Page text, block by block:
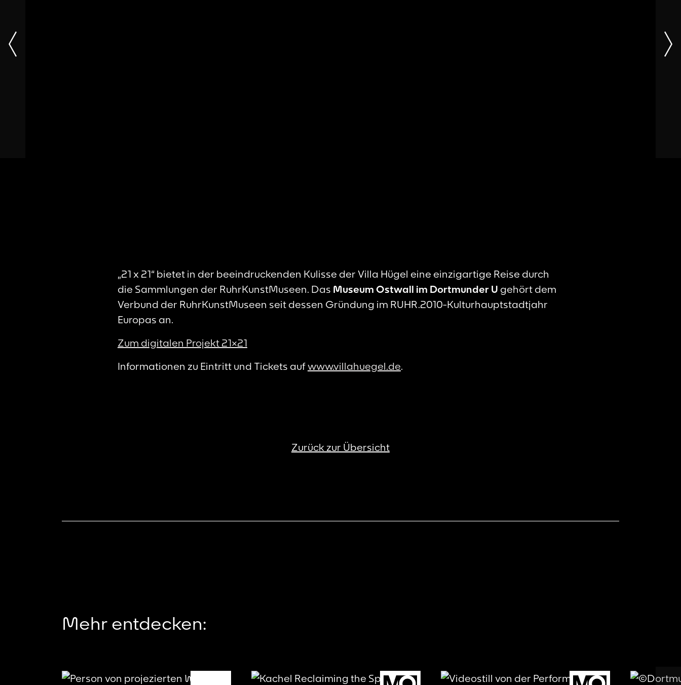
„21 x 21“ bietet in der beeindruckenden Kulisse der Villa Hügel eine einzigartige Reise durch
die Sammlungen der RuhrKunstMuseen. Das Museum Ostwall im Dortmunder U gehört dem
Verbund der RuhrKunstMuseen seit dessen Gründung im RUHR.2010-Kulturhauptstadtjahr
Europas an.
Zum digitalen Projekt 21×21
Informationen zu Eintritt und Tickets aufwww.villahuegel.de.
Zurück zur Übersicht
Mehr entdecken: